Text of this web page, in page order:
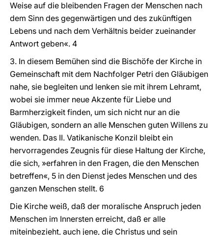
Weise auf die bleibenden Fragen der Menschen nach
dem Sinn des gegenwärtigen und des zukünftigen
Lebens und nach dem Verhältnis beider zueinander
Antwort geben«. 4
3. In diesem Bemühen sind die Bischöfe der Kirche in
Gemeinschaft mit dem Nachfolger Petri den Gläubigen
nahe, sie begleiten und lenken sie mit ihrem Lehramt,
wobei sie immer neue Akzente für Liebe und
Barmherzigkeit finden, um sich nicht nur an die
Gläubigen, sondern an alle Menschen guten Willens zu
wenden. Das II. Vatikanische Konzil bleibt ein
hervorragendes Zeugnis für diese Haltung der Kirche,
die sich, »erfahren in den Fragen, die den Menschen
betreffen«, 5 in den Dienst jedes Menschen und des
ganzen Menschen stellt. 6
Die Kirche weiß, daß der moralische Anspruch jeden
Menschen im Innersten erreicht, daß er alle
miteinbezieht, auch jene, die Christus und sein